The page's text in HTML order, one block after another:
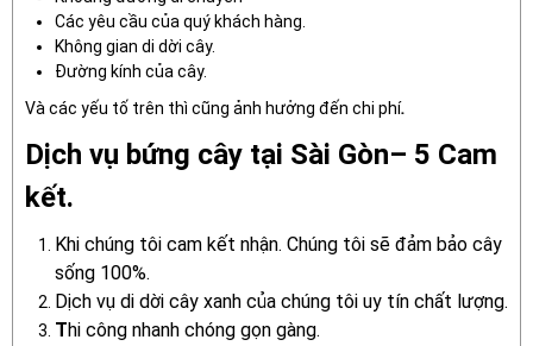
Các yêu cầu của quý khách hàng.
Không gian di dời cây.
Đường kính của cây.
Và các yếu tố trên thì cũng ảnh hưởng đến chi phí.
Dịch vụ bứng cây tại Sài Gòn– 5 Cam
kết.
Khi chúng tôi cam kết nhận. Chúng tôi sẽ đảm bảo cây
sống 100%.
Dịch vụ di dời cây xanh của chúng tôi uy tín chất lượng.
Thi công nhanh chóng gọn gàng.